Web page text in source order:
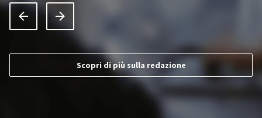
Scopri di più sulla redazione